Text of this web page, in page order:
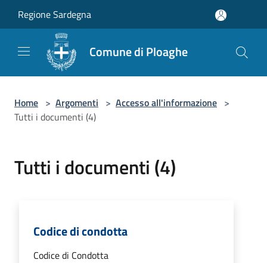
Regione Sardegna
Comune di Ploaghe
Home > Argomenti > Accesso all'informazione >
Tutti i documenti (4)
Tutti i documenti (4)
Codice di condotta
Codice di Condotta